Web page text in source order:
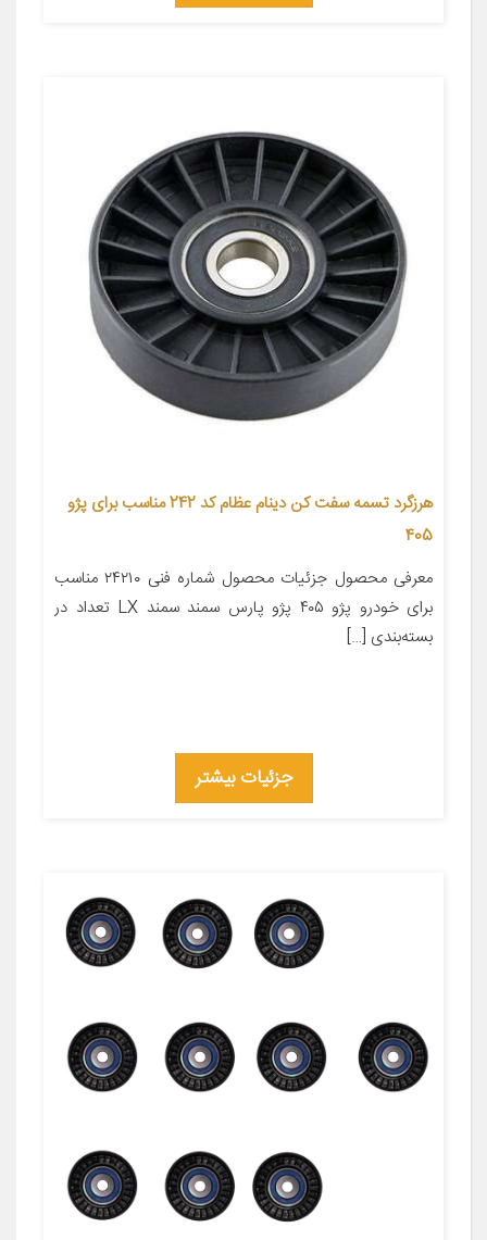
هرزگرد تسمه سفت کن دینام عظام کد 242 مناسب برای پژو
405
معرفی محصول جزئیات محصول شماره فنی ۲۴۲۱۰ مناسب
برای خودرو پژو ۴۰۵ پژو پارس سمند سمند LX تعداد در
بسته‌بندی […]
جزئیات بیشتر